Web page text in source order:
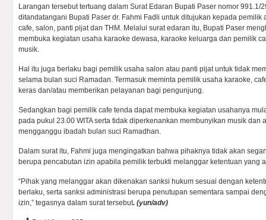
Larangan tersebut tertuang dalam Surat Edaran Bupati Paser nomor 991.1/
ditandatangani Bupati Paser dr. Fahmi Fadli untuk ditujukan kepada pemilik
cafe, salon, panti pijat dan THM. Melalui surat edaran itu, Bupati Paser
membuka kegiatan usaha karaoke dewasa, karaoke keluarga dan pemilik
musik.
Hal itu juga berlaku bagi pemilik usaha salon atau panti pijat untuk tidak
selama bulan suci Ramadan. Termasuk meminta pemilik usaha karaoke,
keras dan/atau memberikan pelayanan bagi pengunjung.
Sedangkan bagi pemilik cafe tenda dapat membuka kegiatan usahanya
pada pukul 23.00 WITA serta tidak diperkenankan membunyikan musik dan
mengganggu ibadah bulan suci Ramadhan.
Dalam surat itu, Fahmi juga mengingatkan bahwa pihaknya tidak akan
berupa pencabutan izin apabila pemilik terbukti melanggar ketentuan yang
“Pihak yang melanggar akan dikenakan sanksi hukum sesuai dengan
berlaku, serta sanksi administrasi berupa penutupan sementara sampai
izin,” tegasnya dalam surat tersebut. (yun/adv)